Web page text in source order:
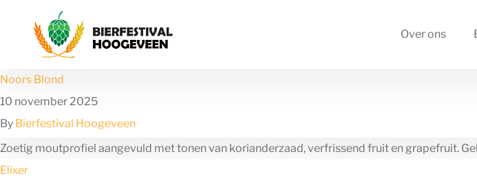
Ga naar de inhoud
Over ons
Noors Blond
10 november 2025
By Bierfestival Hoogeveen
Zoetig moutprofiel aangevuld met tonen van korianderzaad, verfrissend fruit en grapefruit.
Elixer